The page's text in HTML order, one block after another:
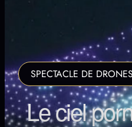
FAQ
CONTACT
SPECTACLE DE
Le ciel